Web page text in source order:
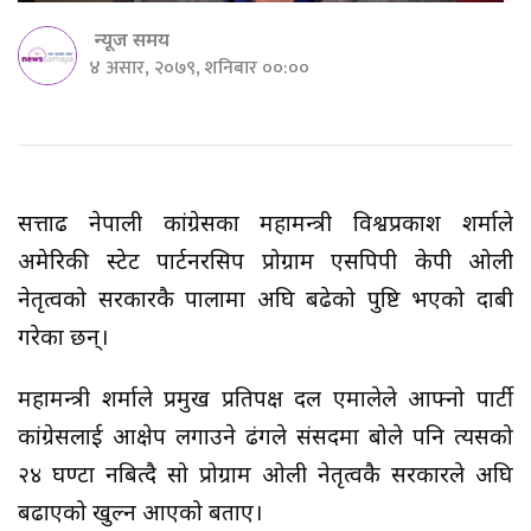
न्यूज समय
४ असार, २०७९, शनिबार ००:००
सत्तारूढ नेपाली कांग्रेसका महामन्त्री विश्वप्रकाश शर्माले
अमेरिकी स्टेट पार्टनरसिप प्रोग्राम एसपिपी केपी ओली
नेतृत्वको सरकारकै पालामा अघि बढेको पुष्टि भएको दाबी
गरेका छन्।
महामन्त्री शर्माले प्रमुख प्रतिपक्ष दल एमालेले आफ्नो पार्टी
कांग्रेसलाई आक्षेप लगाउने ढंगले संसदमा बोले पनि त्यसको
२४ घण्टा नबित्दै सो प्रोग्राम ओली नेतृत्वकै सरकारले अघि
बढाएको खुल्न आएको बताए।